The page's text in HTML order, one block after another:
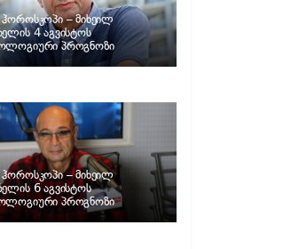
– მიხეილ
4 აგვისტოს
პროგნოზი
– მიხეილ
6 აგვისტოს
პროგნოზი